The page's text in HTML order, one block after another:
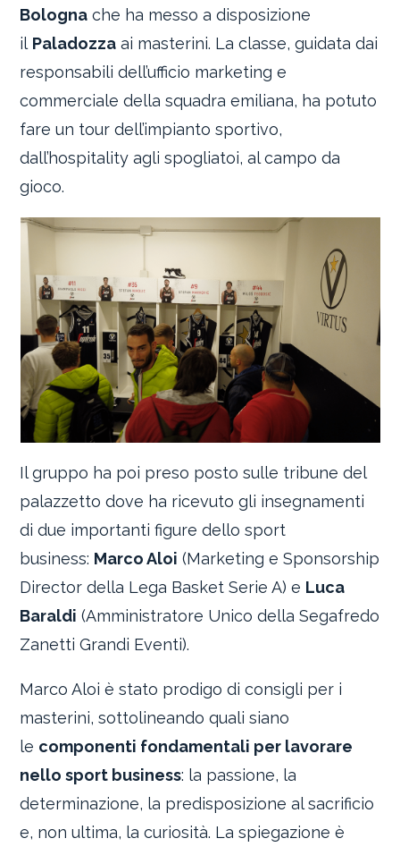
Bologna che ha messo a disposizione
il Paladozza ai masterini. La classe, guidata dai
responsabili dell’ufficio marketing e
commerciale della squadra emiliana, ha potuto
fare un tour dell’impianto sportivo,
dall’hospitality agli spogliatoi, al campo da
gioco.
Il gruppo ha poi preso posto sulle tribune del
palazzetto dove ha ricevuto gli insegnamenti
di due importanti figure dello sport
business: Marco Aloi (Marketing e Sponsorship
Director della Lega Basket Serie A) e Luca
Baraldi (Amministratore Unico della Segafredo
Zanetti Grandi Eventi).
Marco Aloi è stato prodigo di consigli per i
masterini, sottolineando quali siano
le componenti fondamentali per lavorare
nello sport business: la passione, la
determinazione, la predisposizione al sacrificio
e, non ultima, la curiosità. La spiegazione è